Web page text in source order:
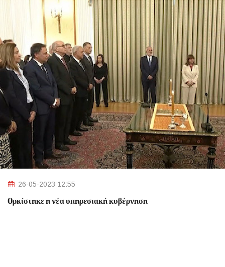
26-05-2023 12:55
Ορκίστηκε η νέα υπηρεσιακή κυβέρνηση